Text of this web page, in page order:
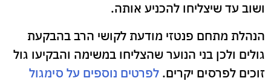
ושוב עד שיצליחו להכניע אותה.
הנהלת מתחם פנטזי מודעת לקושי הרב בהבקעת
גולים ולכן בני הנוער שהצליחו במשימה והבקיעו גול
זוכים לפרסים יקרים. לפרטים נוספים על סימגול